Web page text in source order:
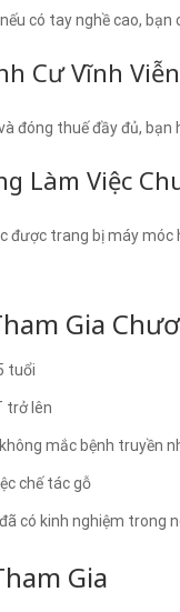
có tay nghề cao,
Cư Vĩnh Viễn
đóng thuế đầy đủ,
Làm Việc
được trang bị máy
Gia
tuổi
trở lên
mắc bệnh truyền
chế tác gỗ
có kinh nghiệm trong
Gia